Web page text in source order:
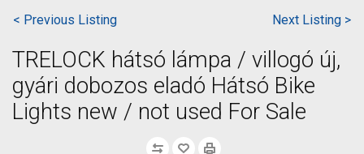
< Previous Listing Next Listing >
TRELOCK hátsó lámpa / villogó új,
gyári dobozos eladó Hátsó Bike
Lights new / not used For Sale